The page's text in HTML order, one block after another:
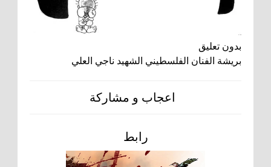
بدون تعليق
بريشة الفنان الفلسطيني الشهيد ناجي العلي
اعجاب و مشاركة
رابط